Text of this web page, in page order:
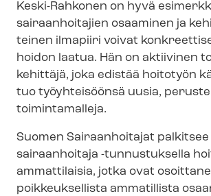
Keski-Rahkonen on hyvä
sairaanhoitajien osaaminen ja
tei­nen ilmapiiri voivat
hoidon laatua. Hän on aktiivinen
kehittäjä, joka edistää hoitotyön
tuo työyhteisöönsä uusia,
toimintamalleja.
Suomen Sairaanhoitajat palkitsee
sairaanhoitaja -tunnustuksella
ammattilaisia, jotka ovat
poikkeuksellista ammatillista